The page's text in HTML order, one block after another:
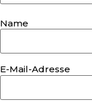
Name
E-Mail-Adresse